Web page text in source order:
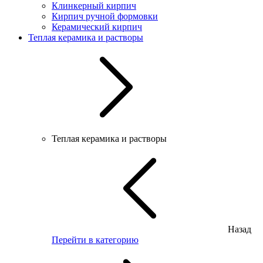
Клинкерный кирпич
Кирпич ручной формовки
Керамический кирпич
Теплая керамика и растворы
Теплая керамика и растворы
Назад
Перейти в категорию